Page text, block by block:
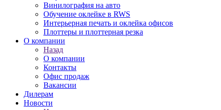
Винилография на авто
Обучение оклейке в RWS
Интерьерная печать и оклейка офисов
Плоттеры и плоттерная резка
О компании
Назад
О компании
Контакты
Офис продаж
Вакансии
Дилерам
Новости